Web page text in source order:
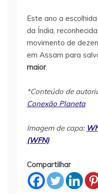
Este ano a
da Índia,
movimento de
em Assam para
maior.
*Conteúdo de
Conexão Planeta
Imagem de capa:
(WFN)
Compartilhar